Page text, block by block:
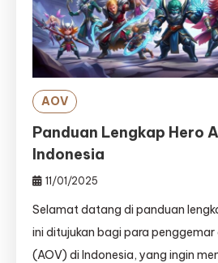
AOV
Panduan Lengkap Hero
Indonesia
11/01/2025
Selamat datang di panduan
ini ditujukan bagi para
(AOV) di Indonesia, yang ingin